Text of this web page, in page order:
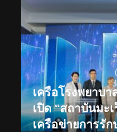
เครือโรงพยาบา
เปิด “สถาบันมะ
เครือข่ายการรั